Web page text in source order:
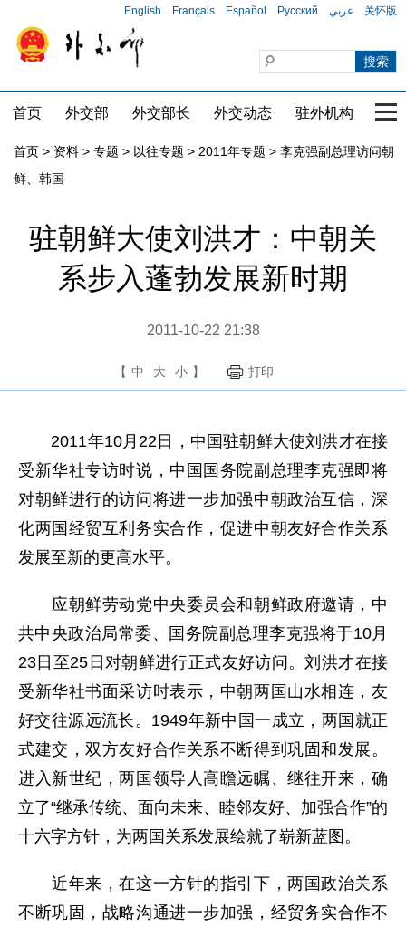
English Français Español Русский عربي 关怀版
首页 外交部 外交部长 外交动态 驻外机构 国
首页 > 资料 > 专题 > 以往专题 > 2011年专题 > 李克强副总理访问朝
鲜、韩国
驻朝鲜大使刘洪才：中朝关
系步入蓬勃发展新时期
2011-10-22 21:38
【 中 大 小 】 打印
2011年10月22日，中国驻朝鲜大使刘洪才在接
受新华社专访时说，中国国务院副总理李克强即将
对朝鲜进行的访问将进一步加强中朝政治互信，深
化两国经贸互利务实合作，促进中朝友好合作关系
发展至新的更高水平。
应朝鲜劳动党中央委员会和朝鲜政府邀请，中
共中央政治局常委、国务院副总理李克强将于10月
23日至25日对朝鲜进行正式友好访问。刘洪才在接
受新华社书面采访时表示，中朝两国山水相连，友
好交往源远流长。1949年新中国一成立，两国就正
式建交，双方友好合作关系不断得到巩固和发展。
进入新世纪，两国领导人高瞻远瞩、继往开来，确
立了“继承传统、面向未来、睦邻友好、加强合作”的
十六字方针，为两国关系发展绘就了崭新蓝图。
近年来，在这一方针的指引下，两国政治关系
不断巩固，战略沟通进一步加强，经贸务实合作不